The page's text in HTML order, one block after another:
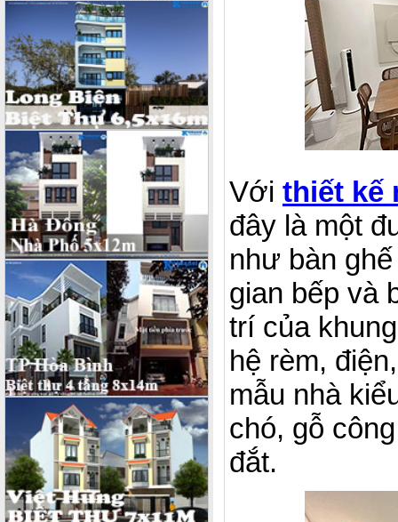
Với thiết kế
đây là một
như bàn
gian bếp và
trí của
hệ rèm,
mẫu nhà
chó, gỗ
đắt.